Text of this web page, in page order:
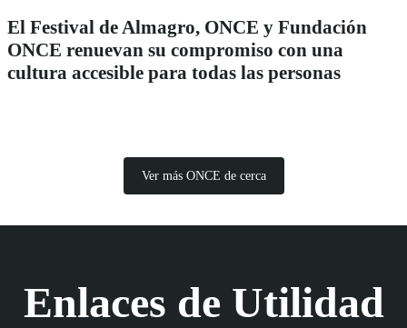
El Festival de Almagro, ONCE y Fundación
ONCE renuevan su compromiso con una
cultura accesible para todas las personas
Ver más ONCE de cerca
Enlaces de Utilidad